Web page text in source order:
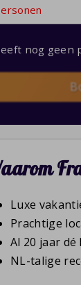
nog geen
Luxe
Prachtige
Al 20 jaar
NL-talige